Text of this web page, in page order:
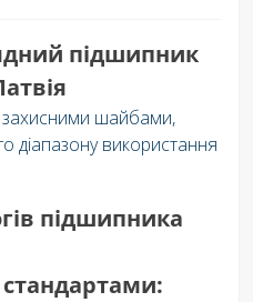
підшипник
захисними шайбами,
діапазону використання
підшипника